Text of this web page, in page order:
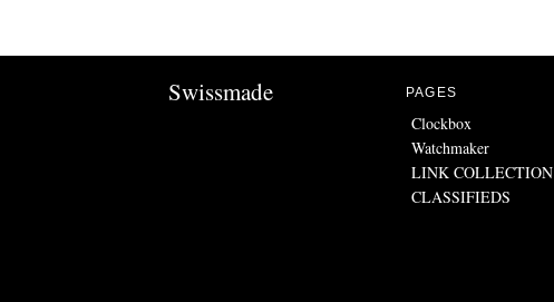
Swissmade PAGES
Clockbox
Watchmaker
LINK COLLECTION
CLASSIFIEDS